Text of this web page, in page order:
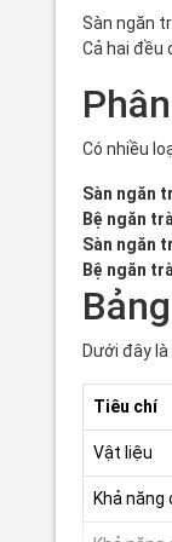
Sàn ngăn
Cả hai đều
Có nhiều
Sàn ngăn
Bệ ngăn
Sàn ngăn
Bệ ngăn
Dưới đây
Tiêu chí
Vật liệu
Khả năng